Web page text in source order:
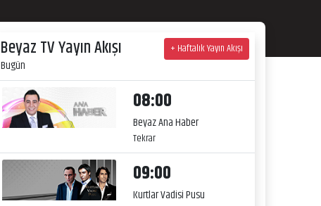
Beyaz TV Yayın Akışı
Bugün
+ Haftalık Yayın Akışı
08:00
Beyaz Ana Haber
Tekrar
09:00
Kurtlar Vadisi Pusu